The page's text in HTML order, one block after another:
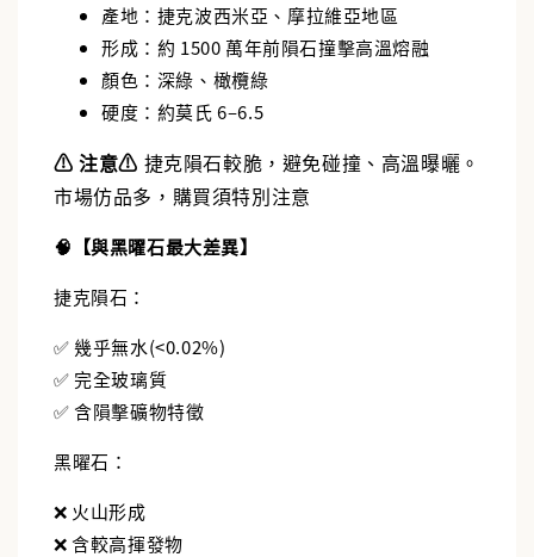
產地：捷克波西米亞、摩拉維亞地區
形成：約 1500 萬年前隕石撞擊高溫熔融
顏色：深綠、橄欖綠
硬度：約莫氏 6–6.5
⚠️ 注意⚠️ 捷克隕石較脆，避免碰撞、高溫曝曬。
市場仿品多，購買須特別注意
🧠【與黑曜石最大差異】
捷克隕石：
✅ 幾乎無水(<0.02%)
✅ 完全玻璃質
✅ 含隕擊礦物特徵
黑曜石：
❌ 火山形成
❌ 含較高揮發物